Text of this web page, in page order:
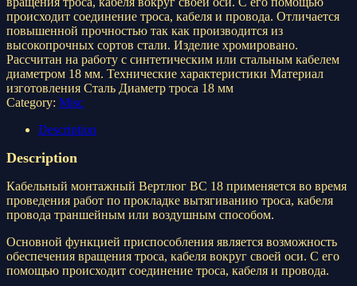
происходит соединение троса, кабеля и провода. Отличается
повышенной прочностью так как производится из
высокопрочных сортов стали. Изделие хромировано.
Рассчитан на работу с синтетическим или стальным кабелем
диаметром 18 мм. Технические характеристики Материал
изготовления Сталь Диаметр троса 18 мм
Category: Misc
Description
Description
Кабельный монтажный Вертлюг ВС 18 применяется во время
проведения работ по прокладке вытягиванию троса, кабеля
провода траншейным или воздушным способом.
Основной функцией приспособления является возможность
обеспечения вращения троса, кабеля вокруг своей оси. С его
помощью происходит соединение троса, кабеля и провода.